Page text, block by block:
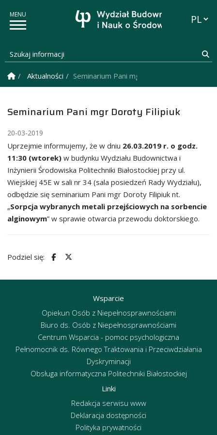
Szukaj informacji
Strona Główna
Aktualności Seminarium Pani mgr Doroty Filipiuk
Seminarium Pani mgr Doroty Filipiuk
20-03-2019
Uprzejmie informujemy, że w dniu 26.03.2019 r. o godz.
11:30 (wtorek) w budynku Wydziału Budownictwa i
Inżynierii Środowiska Politechniki Białostockiej przy ul.
Wiejskiej 45E w sali nr 34 (sala posiedzeń Rady Wydziału),
odbędzie się seminarium Pani mgr Doroty Filipiuk nt.
„Sorpcja wybranych metali przejściowych na sorbencie
alginowym” w sprawie otwarcia przewodu doktorskiego.
Podziel się:
Wsparcie
Opiekun Osób z Niepełnosprawnościami
Biuro ds. Osób z Niepełnosprawnościami
Centrum Wsparcia - pomoc psychologiczna
Pełnomocnik ds. Równego Traktowania i Przeciwdziałania
Dyskryminacji
Obsługa informatyczna Politechniki Białostockiej
Linki
Redakcja serwisu www
Deklaracja dostępności
Polityka prywatności